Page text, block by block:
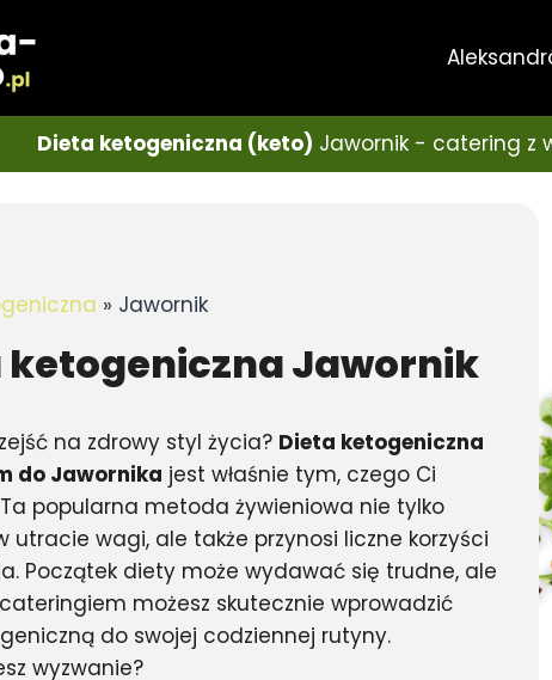
Dieta ketogeniczna (keto) Jawornik - catering z
» Jawornik
ketogenicznaJawornik
na zdrowy styl życia? Dieta ketogeniczna
do Jawornika jest właśnie tym, czego Ci
popularna metoda żywieniowa nie tylko
utracie wagi, ale także przynosi liczne korzyści
Początek diety może wydawać się trudne, ale
możesz skutecznie wprowadzić
do swojej codziennej rutyny.
wyzwanie?